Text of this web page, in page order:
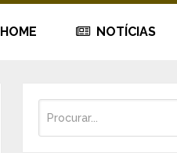
HOME NOTÍCIAS